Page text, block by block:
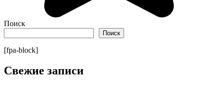
Поиск
Поиск
[fpa-block]
Свежие записи